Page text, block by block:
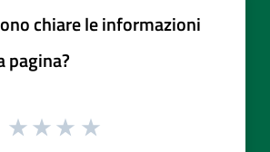
chiare le informazioni
pagina?